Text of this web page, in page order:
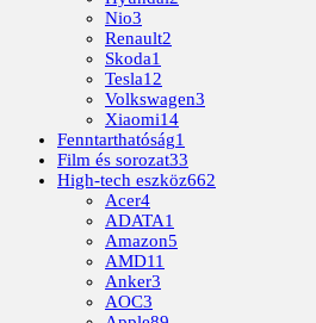
Nio3
Renault2
Skoda1
Tesla12
Volkswagen3
Xiaomi14
Fenntarthatóság1
Film és sorozat33
High-tech eszköz662
Acer4
ADATA1
Amazon5
AMD11
Anker3
AOC3